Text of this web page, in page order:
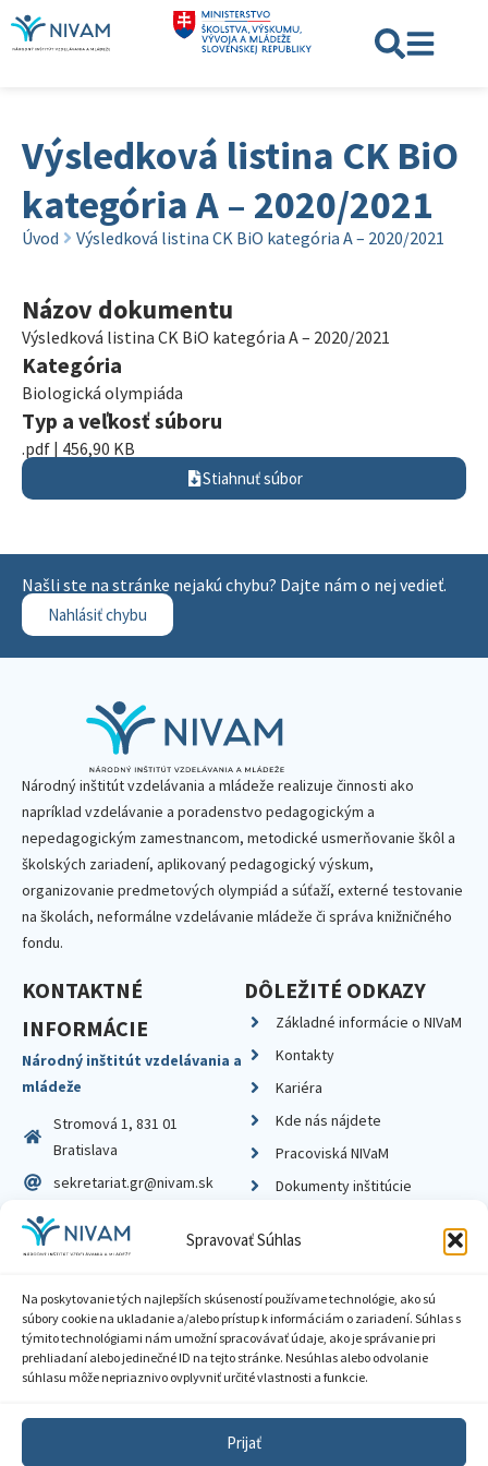
Spravovať Súhlas
Na poskytovanie tých najlepších skúseností používame technológie, ako sú
súbory cookie na ukladanie a/alebo prístup k informáciám o zariadení. Súhlas s
týmito technológiami nám umožní spracovávať údaje, ako je správanie pri
prehliadaní alebo jedinečné ID na tejto stránke. Nesúhlas alebo odvolanie
súhlasu môže nepriaznivo ovplyvniť určité vlastnosti a funkcie.
Prijať
Výsledková listina CK BiO
kategória A – 2020/2021
Úvod Výsledková listina CK BiO kategória A – 2020/2021
Názov dokumentu
Výsledková listina CK BiO kategória A – 2020/2021
Kategória
Biologická olympiáda
Typ a veľkosť súboru
.pdf | 456,90 KB
Stiahnuť súbor
Našli ste na stránke nejakú chybu? Dajte nám o nej vedieť.
Nahlásiť chybu
Národný inštitút vzdelávania a mládeže realizuje činnosti ako
napríklad vzdelávanie a poradenstvo pedagogickým a
nepedagogickým zamestnancom, metodické usmerňovanie škôl a
školských zariadení, aplikovaný pedagogický výskum,
organizovanie predmetových olympiád a súťaží, externé testovanie
na školách, neformálne vzdelávanie mládeže či správa knižničného
fondu.
KONTAKTNÉ
INFORMÁCIE
Národný inštitút vzdelávania a
mládeže
Stromová 1, 831 01
Bratislava
sekretariat.gr@nivam.sk
IČO: 00164348
DIČ: 2020798714
DÔLEŽITÉ ODKAZY
Základné informácie o NIVaM
Kontakty
Kariéra
Kde nás nájdete
Pracoviská NIVaM
Dokumenty inštitúcie
Zásady ochrany súkromia
Sprístupnenie informácií